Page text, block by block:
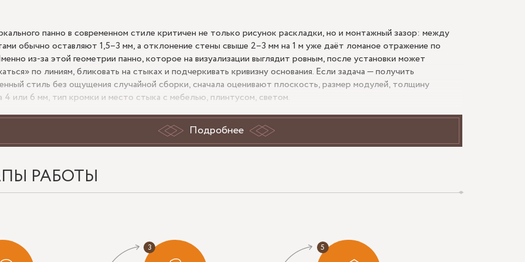
панно в современном стиле критичен не только рисунок раскладки, но и монтажный зазор: между
обычно оставляют 1,5–3 мм, а отклонение стены свыше 2–3 мм на 1 м уже даёт ломаное отражение по
из-за этой геометрии панно, которое на визуализации выглядит ровным, после установки может
по линиям, бликовать на стыках и подчеркивать кривизну основания. Если задача — получить
стиль без ощущения случайной сборки, сначала оценивают плоскость, размер модулей, толщину
4 или 6 мм, тип кромки и место стыка с мебелью, плинтусом, светом.
зеркальное панно в современном стиле работает, а когда
лишнюю геометрию
стиль любит точность пропорций. Для узкой стены 900–1200 мм панно из крупных элементов
спокойнее, чем дробная сетка 150х150 мм: меньше швов, чище отражение, проще уход. На плоскости 1800–
панно в современном стиле уместно в прихожей, гостиной, нише столовой, за консолью, у обеденной
Подробнее
РАБОТЫ